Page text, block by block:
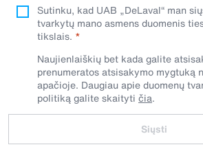
Sutinku, kad UAB „DeLaval“ man
tvarkytų mano asmens duomenis
tikslais.
Naujienlaiškių bet kada galite
prenumeratos atsisakymo mygtuką
apačioje. Daugiau apie duomenų
politiką galite skaityti čia.
Siųsti